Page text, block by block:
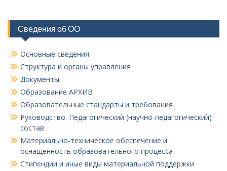
Сведения об ОО
Основные сведения
Структура и органы управления
Документы
Образование АРХИВ
Образовательные стандарты и требования
Руководство. Педагогический (научно-педагогический)
состав
Материально-техническое обеспечение и
оснащенность образовательного процесса
Стипендии и иные виды материальной поддержки